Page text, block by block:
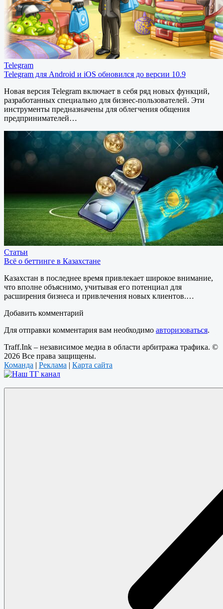
Telegram
Telegram для Android и iOS обновился до версии 10.9
Новая версия Telegram включает в себя ряд новых функций,
разработанных специально для бизнес-пользователей. Эти
инструменты предназначены для облегчения общения
предпринимателей…
Статьи
Всё о беттинге в Казахстане
Казахстан в последнее время привлекает широкое внимание,
что вполне объяснимо, учитывая его потенциал для
расширения бизнеса и привлечения новых клиентов.…
Добавить комментарий
Для отправки комментария вам необходимо авторизоваться.
Traff.Ink – независимое медиа в области арбитража трафика. ©
2026 Все права защищены.
Команда | Реклама | Карта сайта